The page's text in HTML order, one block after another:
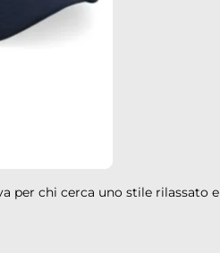
per chi cerca uno stile rilassato e